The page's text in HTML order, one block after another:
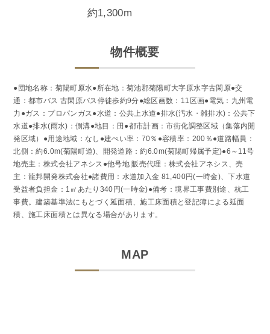
約1,300m
物件概要
●団地名称：菊陽町原水●所在地：菊池郡菊陽町大字原水字古閑原●交
通：都市バス 古閑原バス停徒歩約9分●総区画数：11区画●電気：九州電
力●ガス：プロパンガス●水道：公共上水道●排水(汚水・雑排水)：公共下
水道●排水(雨水)：側溝●地目：田●都市計画：市街化調整区域（集落内開
発区域）●用途地域：なし●建ぺい率：70％●容積率：200％●道路幅員：
北側：約6.0m(菊陽町道)、開発道路：約6.0m(菊陽町帰属予定)●6～11号
地売主：株式会社アネシス●他号地 販売代理：株式会社アネシス、売
主：龍邦開発株式会社●諸費用：水道加入金 81,400円(一時金)、下水道
受益者負担金：1㎡あたり340円(一時金)●備考：境界工事費別途、杭工
事費。建築基準法にもとづく延面積、施工床面積と登記簿による延面
積、施工床面積とは異なる場合があります。
MAP